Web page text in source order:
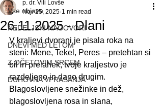
Vse objave
NEDELJSKI NAGOVORI
DNEVI MED LETOM
Z OČETOVIM SRCEM
DUHOVNA VPRAŠANJA
26.11.2025 - Dlani
p. dr. Vili Lovše
Nov 25, 2025 1 min read
V kraljevi dvorani je pisala roka na
steni: Mene, Tekel, Peres – pretehtan si
bil in prelahek, tvoje kraljestvo je
razdeljeno in dano drugim.
Blagoslovljene snežinke in dež,
blagoslovljena rosa in slana,